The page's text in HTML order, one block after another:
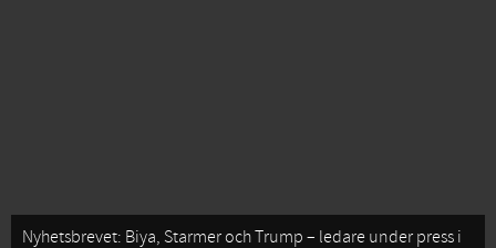
Nyhetsbrevet: Biya, Starmer och Trump – ledare under press i